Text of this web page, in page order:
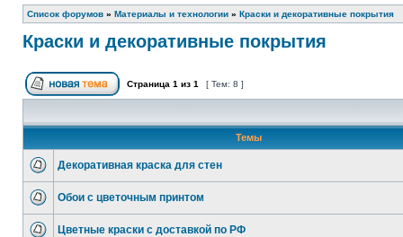
Список форумов » Материалы и технологии » Краски и декоративные покрытия
Краски и декоративные покрытия
Страница 1 из 1 [ Тем: 8 ]
Темы
Декоративная краска для стен
Обои с цветочным принтом
Цветные краски с доставкой по РФ